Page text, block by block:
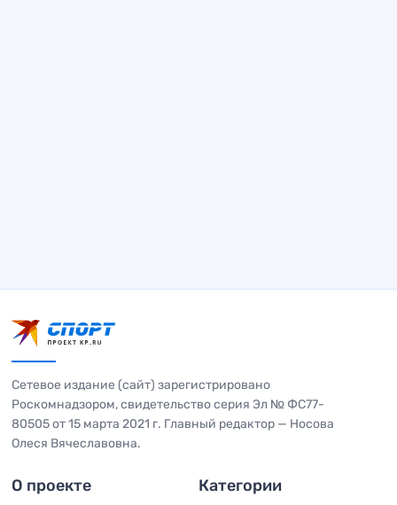
Сетевое издание (сайт) зарегистрировано
Роскомнадзором, свидетельство серия Эл № ФС77-
80505 от 15 марта 2021 г. Главный редактор — Носова
Олеся Вячеславовна.
О проекте Категории